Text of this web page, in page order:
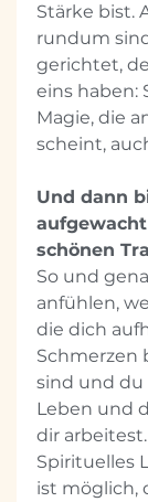
Stärke bist.
rundum
gerichtet,
eins haben:
Magie, die
scheint,
Und dann
schönen
So und
anfühlen,
die dich
Schmerzen
sind und du
Leben und
dir
Spirituelles
ist möglich,